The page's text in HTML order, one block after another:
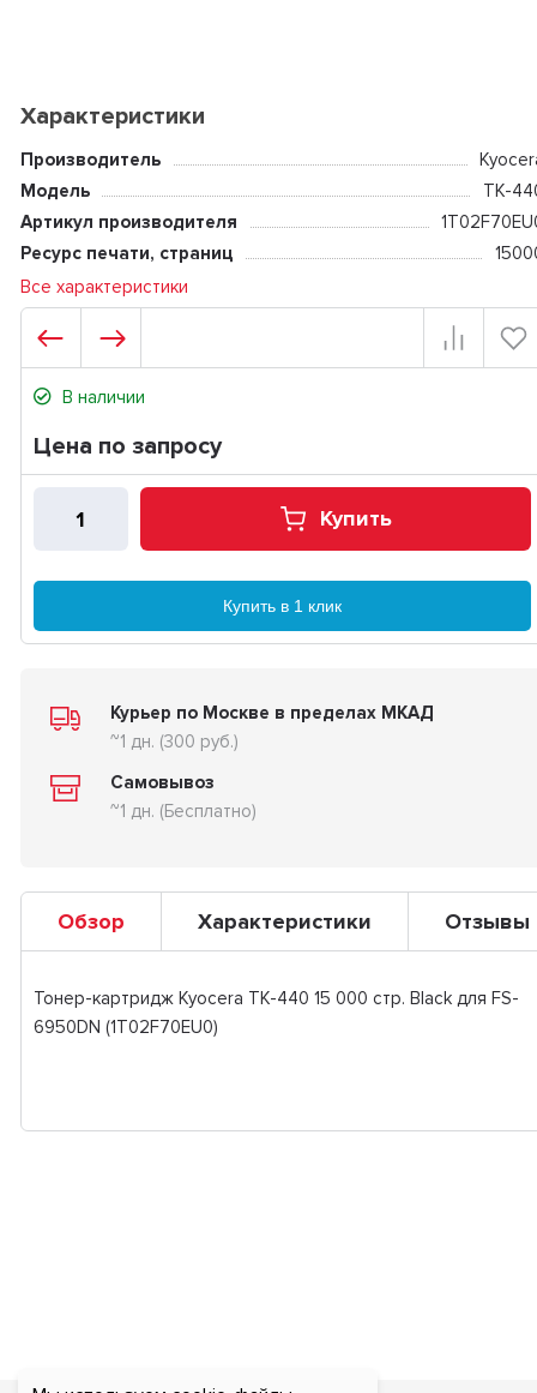
Характеристики
Производитель
Модель
TK-
Артикул производителя
Ресурс печати, страниц
Все характеристики
В наличии
Цена по запросу
Купить
Купить в 1 клик
Курьер по Москве в пределах МКАД
~1 дн. (300 руб.)
Самовывоз
~1 дн. (Бесплатно)
Обзор Характеристики Отзывы
Тонер-картридж Kyocera TK-440 15 000 стр. Black для FS-
6950DN (1T02F70EU0)